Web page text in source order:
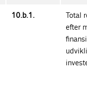
10.b.1.
Total
efter